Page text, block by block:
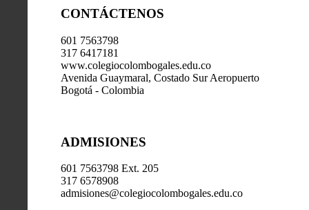
CONTÁCTENOS
601 7563798
317 6417181
www.colegiocolombogales.edu.co
Avenida Guaymaral, Costado Sur Aeropuerto
Bogotá - Colombia
ADMISIONES
601 7563798 Ext. 205
317 6578908
admisiones@colegiocolombogales.edu.co